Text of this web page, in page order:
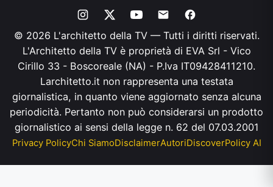
© 2026 L'architetto della TV — Tutti i diritti riservati.
L'Architetto della TV è proprietà di EVA Srl - Vico
Cirillo 33 - Boscoreale (NA) - P.Iva IT09428411210.
Larchitetto.it non rappresenta una testata
giornalistica, in quanto viene aggiornato senza alcuna
periodicità. Pertanto non può considerarsi un prodotto
giornalistico ai sensi della legge n. 62 del 07.03.2001
Privacy PolicyChi SiamoDisclaimerAutoriDiscoverPolicy AI